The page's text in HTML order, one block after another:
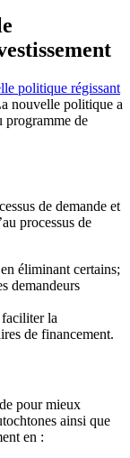
politique régissant
nouvelle politique a
programme de
de demande et
processus de
éliminant certains;
demandeurs
la
de financement.
pour mieux
ainsi que
en :